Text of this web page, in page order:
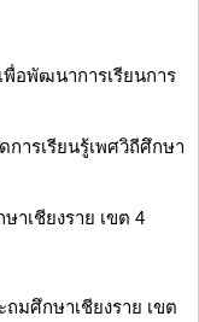
พื่อพัฒนาการเรียนการ
การเรียนรู้เพศวิถีศึกษา
าเชียงราย เขต 4
มศึกษาเชียงราย เขต